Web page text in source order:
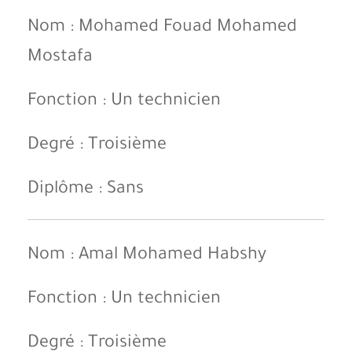
Nom : Mohamed Fouad Mohamed
Mostafa
Fonction : Un technicien
Degré : Troisième
Diplôme : Sans
Nom : Amal Mohamed Habshy
Fonction : Un technicien
Degré : Troisième